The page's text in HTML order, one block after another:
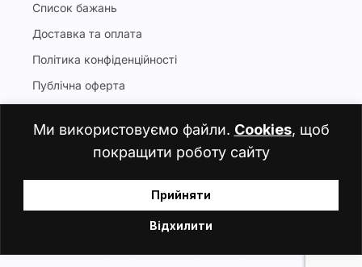
Ми використовуємо файли. Cookies, щоб
покращити роботу сайту
Відхилити
Прийняти
Список бажань
Доставка та оплата
Політика конфіденційності
Публічна оферта
Будь в курсі